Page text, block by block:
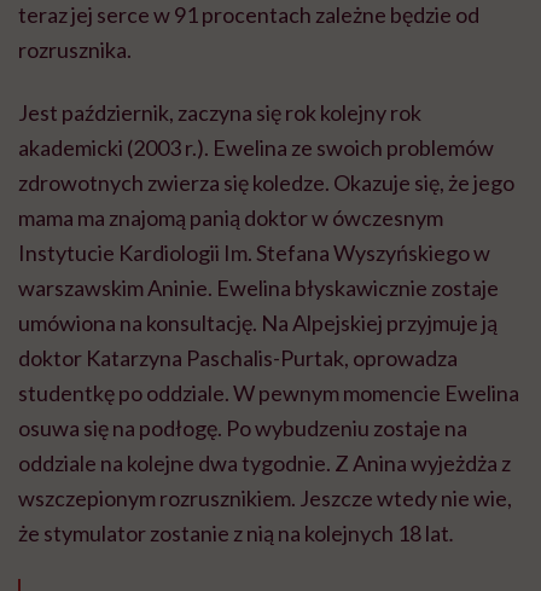
teraz jej serce w 91 procentach zależne będzie od
rozrusznika.
Jest październik, zaczyna się rok kolejny rok
akademicki (2003 r.). Ewelina ze swoich problemów
zdrowotnych zwierza się koledze. Okazuje się, że jego
mama ma znajomą panią doktor w ówczesnym
Instytucie Kardiologii Im. Stefana Wyszyńskiego w
warszawskim Aninie. Ewelina błyskawicznie zostaje
umówiona na konsultację. Na Alpejskiej przyjmuje ją
doktor Katarzyna Paschalis-Purtak, oprowadza
studentkę po oddziale. W pewnym momencie Ewelina
osuwa się na podłogę. Po wybudzeniu zostaje na
oddziale na kolejne dwa tygodnie. Z Anina wyjeżdża z
wszczepionym rozrusznikiem. Jeszcze wtedy nie wie,
że stymulator zostanie z nią na kolejnych 18 lat.